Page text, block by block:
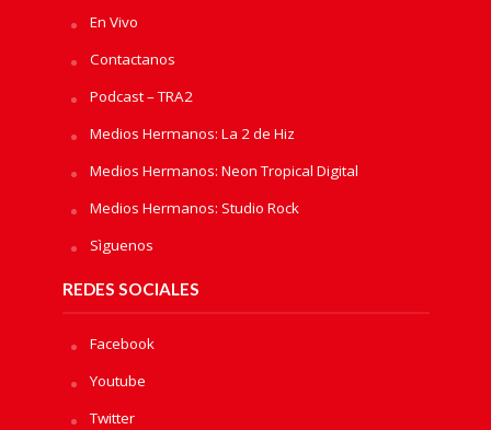
En Vivo
Contactanos
Podcast – TRA2
Medios Hermanos: La 2 de Hiz
Medios Hermanos: Neon Tropical Digital
Medios Hermanos: Studio Rock
Sìguenos
REDES SOCIALES
Facebook
Youtube
Twitter